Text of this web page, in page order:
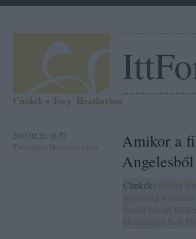
Címkék » Joey_Heatherton
2013.02.26. 16:57
Történelmi Helyszínvadász
Amikor a
Angelesből
Címkék: díszlet
Spielberg Vietnám
Szabó István
Heatherton Bob